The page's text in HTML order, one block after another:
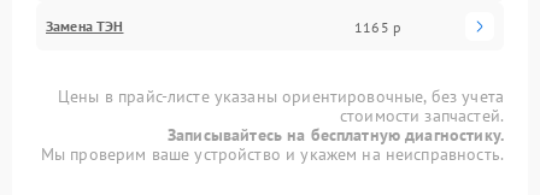
Замена ТЭН 1165 р
Цены в прайс-листе указаны ориентировочные, без учета
стоимости запчастей.
Записывайтесь на бесплатную диагностику.
Мы проверим ваше устройство и укажем на неисправность.